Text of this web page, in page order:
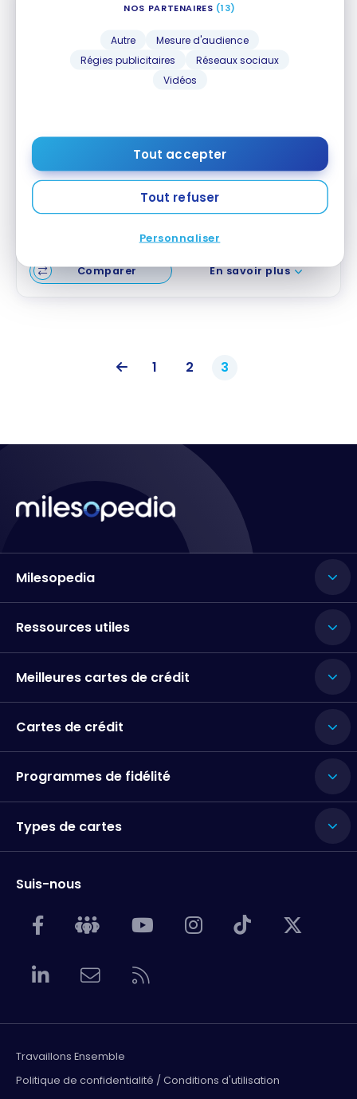
NOS PARTENAIRES (13)
Autre
Mesure d'audience
Régies publicitaires
Réseaux sociaux
Vidéos
Tout accepter
Tout refuser
Personnaliser
Aucune offre de bienvenue
Valeur de la première année :
Aucuns frais annuels
Souscrire
Comparer En savoir plus
1 2 3
Milesopedia
Ressources utiles
Meilleures cartes de crédit
Cartes de crédit
Programmes de fidélité
Types de cartes
Suis-nous
Travaillons Ensemble
Politique de confidentialité / Conditions d'utilisation